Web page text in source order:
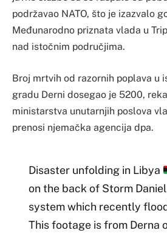
podržavao NATO, što je izazvalo
Međunarodno priznata vlada u
nad istočnim područjima.
Broj mrtvih od razornih poplava u
gradu Derni dosegao je 5200,
ministarstva unutarnjih poslova
prenosi njemačka agencija dpa.
Disaster unfolding in Libya
on the back of Storm
system which recently
This footage is from Derna